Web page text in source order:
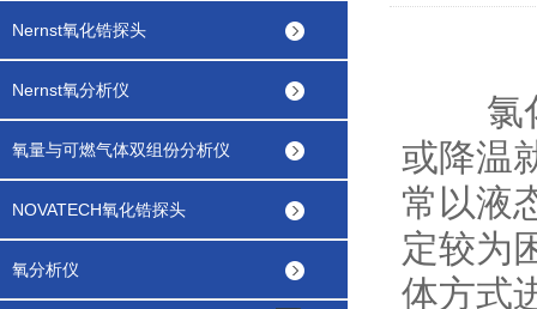
Nernst氧化锆探头
Nernst氧分析仪
氧量与可燃气体双组份分析仪
NOVATECH氧化锆探头
氧分析仪
氯化
或降温
常以液
定较为
体方式